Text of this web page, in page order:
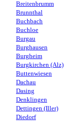
Breitenbrumm
Brunnthal
Buchbach
Buchloe
Burgau
Burghausen
Burgheim
Burgkirchen (Alz)
Buttenwiesen
Dachau
Dasing
Denklingen
Dettingen (Iller)
Diedorf